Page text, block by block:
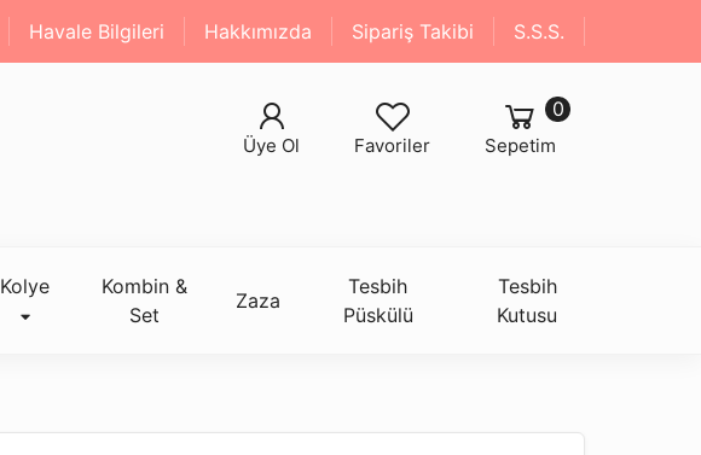
Havale Bilgileri Hakkımızda Sipariş Takibi S.S.S.
Sepetim
0
Favoriler
Üye Ol
Kolye
Kombin &
Set
Zaza
Tesbih
Püskülü
Tesbih
Kutusu